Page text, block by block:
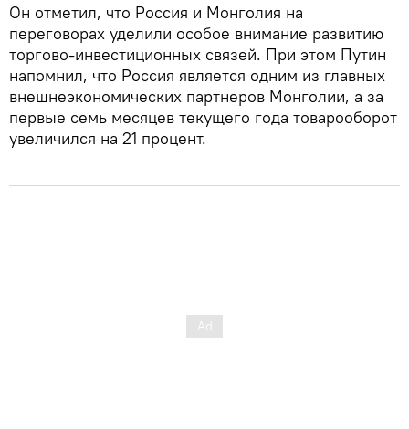
Он отметил, что Россия и Монголия на
переговорах уделили особое внимание развитию
торгово-инвестиционных связей. При этом Путин
напомнил, что Россия является одним из главных
внешнеэкономических партнеров Монголии, а за
первые семь месяцев текущего года товарооборот
увеличился на 21 процент.